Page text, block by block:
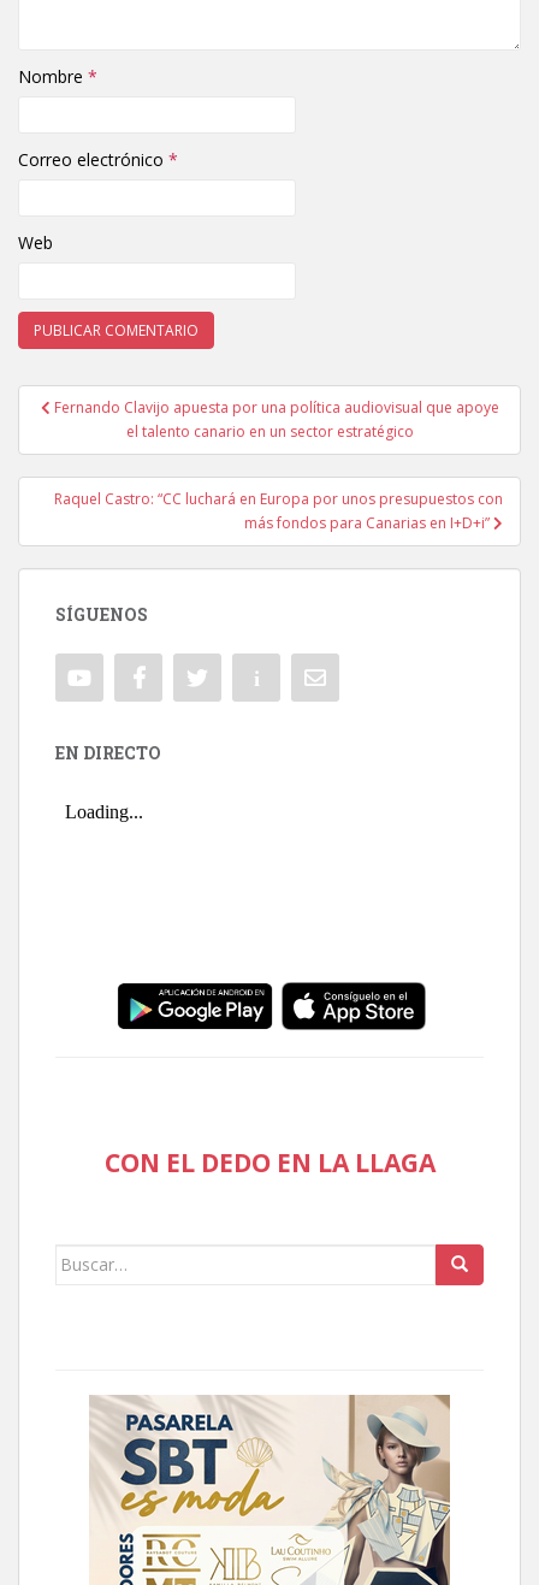
Nombre *
Correo electrónico *
Web
Navegación de entradas
Fernando Clavijo apuesta por una política audiovisual que apoye
el talento canario en un sector estratégico
Raquel Castro: “CC luchará en Europa por unos presupuestos con
más fondos para Canarias en I+D+i”
SÍGUENOS
EN DIRECTO
CON EL DEDO EN LA LLAGA
Buscar: